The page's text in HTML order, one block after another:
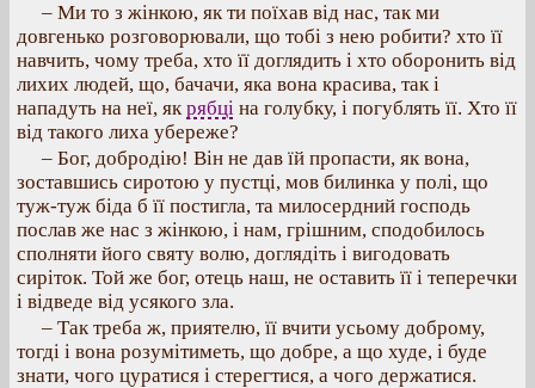
– Ми то з жінкою, як ти поїхав від нас, так ми
довгенько розговорювали, що тобі з нею робити? хто її
навчить, чому треба, хто її доглядить і хто оборонить від
лихих людей, що, бачачи, яка вона красива, так і
нападуть на неї, якрябці на голубку, і погублять її. Хто її
від такого лиха убереже?
– Бог, добродію! Він не дав їй пропасти, як вона,
зоставшись сиротою у пустці, мов билинка у полі, що
туж-туж біда б її постигла, та милосердний господь
послав же нас з жінкою, і нам, грішним, сподобилось
сполняти його святу волю, доглядіть і вигодовать
сиріток. Той же бог, отець наш, не оставить її і теперечки
і відведе від усякого зла.
– Так треба ж, приятелю, її вчити усьому доброму,
тогді і вона розумітиметь, що добре, а що худе, і буде
знати, чого цуратися і стерегтися, а чого держатися.